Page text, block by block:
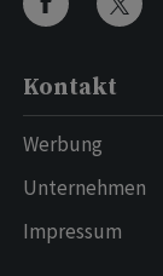
Kontakt
Werbung
Unternehmen
Impressum